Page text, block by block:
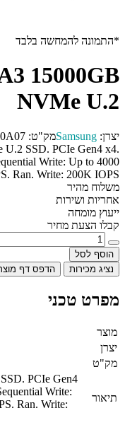
*התמונה להמחשה בלבד
15000GB
NVMe U.2
יצרן: Samsungמק"ט:
SSD. PCIe Gen4 x4.
Write: Up to 4000
Ran. Write: 200K IOPS
משלוח מהיר
אחריות ושירות
ייעוץ מומחה
קבלו הצעת מחיר
הוסף לסל
נציג מכירות
הדפס דף
מפרט טכני
מוצר
יצרן
מק"ט
תיאור
PCIe Gen4
Write:
Ran. Write: